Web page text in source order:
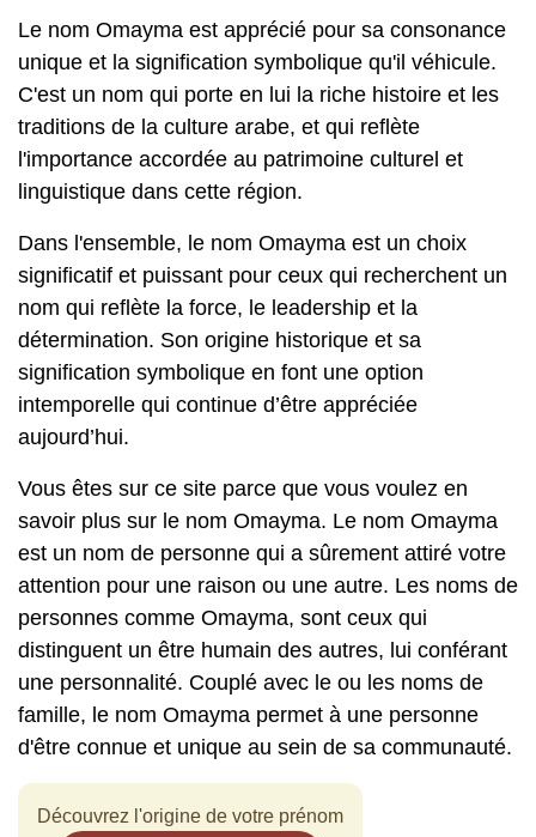
Le nom Omayma est apprécié pour sa consonance
unique et la signification symbolique qu'il véhicule.
C'est un nom qui porte en lui la riche histoire et les
traditions de la culture arabe, et qui reflète
l'importance accordée au patrimoine culturel et
linguistique dans cette région.
Dans l'ensemble, le nom Omayma est un choix
significatif et puissant pour ceux qui recherchent un
nom qui reflète la force, le leadership et la
détermination. Son origine historique et sa
signification symbolique en font une option
intemporelle qui continue d’être appréciée
aujourd’hui.
Vous êtes sur ce site parce que vous voulez en
savoir plus sur le nom Omayma. Le nom Omayma
est un nom de personne qui a sûrement attiré votre
attention pour une raison ou une autre. Les noms de
personnes comme Omayma, sont ceux qui
distinguent un être humain des autres, lui conférant
une personnalité. Couplé avec le ou les noms de
famille, le nom Omayma permet à une personne
d'être connue et unique au sein de sa communauté.
Découvrez l'origine de votre prénom